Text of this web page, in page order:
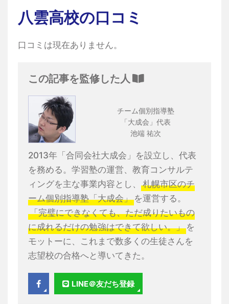
八雲高校の口コミ
口コミは現在ありません。
この記事を監修した人
チーム個別指導塾
「大成会」代表
池端 祐次
2013年「合同会社大成会」を設立し、代表
を務める。学習塾の運営、教育コンサルテ
ィングを主な事業内容とし、
札幌市区のチ
ーム個別指導塾「大成会」 を運営する。
「完璧にできなくても、ただ成りたいもの
に成れるだけの勉強はできて欲しい。」 を
モットーに、これまで数多くの生徒さんを
志望校の合格へと導いてきた。
LINE＠友だち登録